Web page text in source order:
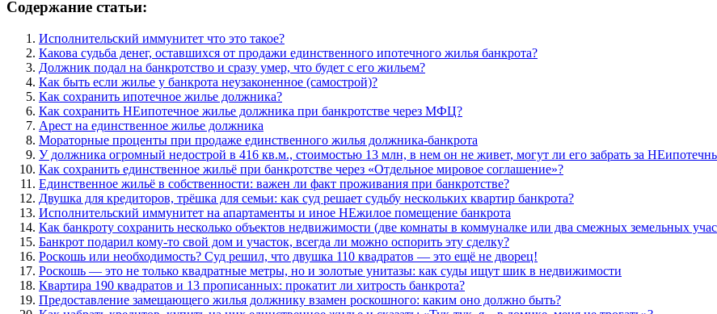
Содержание статьи:
Исполнительский иммунитет что это такое?
Какова судьба денег, оставшихся от продажи единственного ипотечного жилья банкрота?
Должник подал на банкротство и сразу умер, что будет с его жильем?
Как быть если жилье у банкрота неузаконенное (самострой)?
Как сохранить ипотечное жилье должника?
Как сохранить НЕипотечное жилье должника при банкротстве через МФЦ?
Арест на единственное жилье должника
Мораторные проценты при продаже единственного жилья должника-банкрота
У должника огромный недострой в 416 кв.м., стоимостью 13 млн, в нем он не живет, могут ли его забрать за
Как сохранить единственное жильё при банкротстве через «Отдельное мировое соглашение»?
Единственное жильё в собственности: важен ли факт проживания при банкротстве?
Двушка для кредиторов, трёшка для семьи: как суд решает судьбу нескольких квартир банкрота?
Исполнительский иммунитет на апартаменты и иное НЕжилое помещение банкрота
Как банкроту сохранить несколько объектов недвижимости (две комнаты в коммуналке или два смежных земельных
Банкрот подарил кому-то свой дом и участок, всегда ли можно оспорить эту сделку?
Роскошь или необходимость? Суд решил, что двушка 110 квадратов — это ещё не дворец!
Роскошь — это не только квадратные метры, но и золотые унитазы: как суды ищут шик в недвижимости
Квартира 190 квадратов и 13 прописанных: прокатит ли хитрость банкрота?
Предоставление замещающего жилья должнику взамен роскошного: каким оно должно быть?